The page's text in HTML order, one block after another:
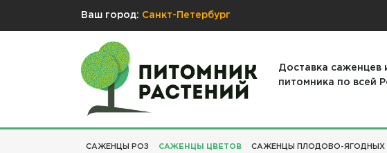
Ваш город: Санкт-Петербург
Доставка саженцев
питомника по всей
САЖЕНЦЫ РОЗ САЖЕНЦЫ ЦВЕТОВ САЖЕНЦЫ ПЛОДОВО-ЯГОДНЫХ